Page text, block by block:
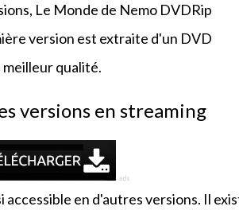
Le Monde de Nemo DVDRip
version est extraite d'un DVD
qualité.
versions en streaming
en d'autres versions. Il